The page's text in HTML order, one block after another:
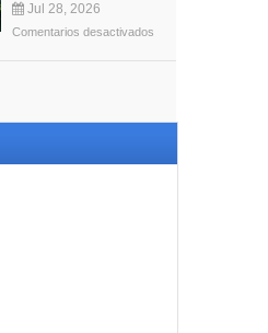
Jul 28, 2026
Comentarios desactivados